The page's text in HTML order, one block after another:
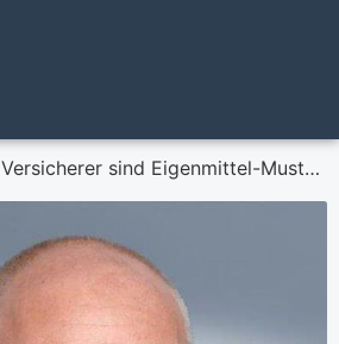
Versicherer sind Eigenmittel-Musterschüler